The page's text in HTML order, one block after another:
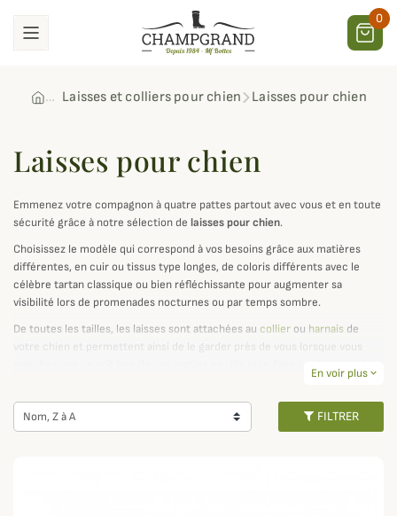
0
Laisses et colliers pour chien Laisses pour chien
Laisses pour chien
Emmenez votre compagnon à quatre pattes partout avec vous et en toute
sécurité grâce à notre sélection de laisses pour chien.
Choisissez le modèle qui correspond à vos besoins grâce aux matières
différentes, en cuir ou tissus type longes, de coloris différents avec le
célèbre tartan classique ou bien réfléchissante pour augmenter sa
visibilité lors de promenades nocturnes ou par temps sombre.
De toutes les tailles, les laisses sont attachées au collier ou harnais de
votre chien et permettent ainsi de le garder près de vous lorsque vous
campagne ou en bord de mer dans des zones où il doit être tenu en laisse.
Pour un maximum de sécurité et éviter qu'elles se détachent, les laisses
sont équipées de mousquetons résistants. En fonction du lieu fréquenté,
En voir plus expand_more
Nom, Z à A FILTRER